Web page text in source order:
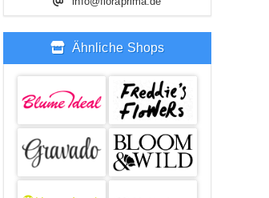
Ähnliche Shops